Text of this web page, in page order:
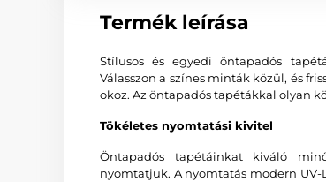
Termék leírása
Stílusos és egyedi öntapadós
Válasszon a színes minták közül, és
okoz. Az öntapadós tapétákkal olyan
Tökéletes nyomtatási kivitel
Öntapadós tapétáinkat kiváló
nyomtatjuk. A nyomtatás modern